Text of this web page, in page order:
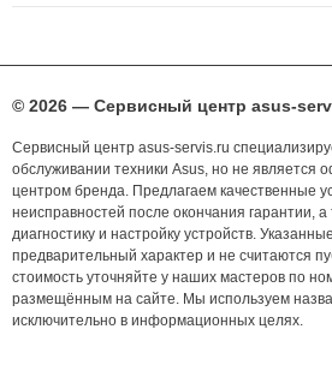
© 2026 — Сервисный центр asus-
Сервисный центр asus-servis.ru
обслуживании техники Asus, но не является
центром бренда. Предлагаем качественные
неисправностей после окончания гарантии,
диагностику и настройку устройств.
предварительный характер и не считаются
стоимость уточняйте у наших мастеров по
размещённым на сайте. Мы используем
исключительно в информационных целях.